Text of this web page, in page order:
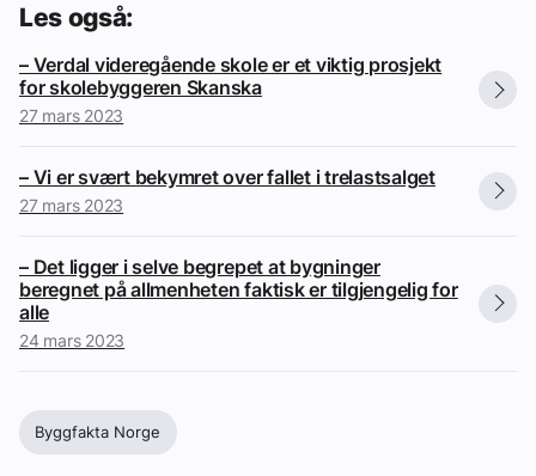
Les også:
– Verdal videregående skole er et viktig prosjekt
for skolebyggeren Skanska
27 mars 2023
– Vi er svært bekymret over fallet i trelastsalget
27 mars 2023
– Det ligger i selve begrepet at bygninger
beregnet på allmenheten faktisk er tilgjengelig for
alle
24 mars 2023
Byggfakta Norge